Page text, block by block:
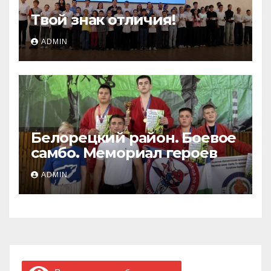
Твой знак отличия!
ADMIN
Белорецкий район. Боевое
самбо. Мемориал героев
ADMIN